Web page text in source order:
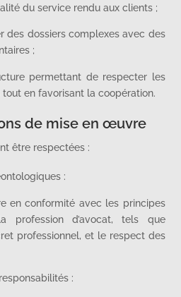
du service rendu aux clients ;
des dossiers complexes avec des
;
permettant de respecter les
en favorisant la coopération.
de mise en œuvre
être respectées :
:
en conformité avec les principes
profession d’avocat, tels que
professionnel, et le respect des
: